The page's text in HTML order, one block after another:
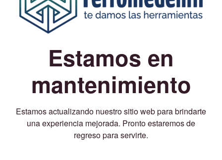
Estamos en
mantenimiento
Estamos actualizando nuestro sitio web para brindarte
una experiencia mejorada. Pronto estaremos de
regreso para servirte.